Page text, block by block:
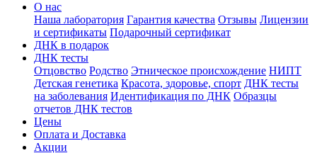
О нас
Наша лаборатория Гарантия качества Отзывы Лицензии
и сертификаты Подарочный сертификат
ДНК в подарок
ДНК тесты
Отцовство Родство Этническое происхождение НИПТ
Детская генетика Красота, здоровье, спорт ДНК тесты
на заболевания Идентификация по ДНК Образцы
отчетов ДНК тестов
Цены
Оплата и Доставка
Акции